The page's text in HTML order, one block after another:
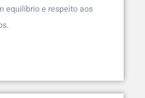
equilíbrio e respeito aos